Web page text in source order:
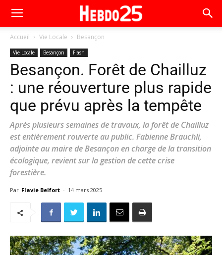
Accueil Vie Locale Besançon
Vie Locale Besançon Flash
Besançon. Forêt de Chailluz
: une réouverture plus rapide
que prévu après la tempête
Après plusieurs semaines de travaux, la forêt de Chailluz
est entièrement rouverte au public. Fabienne Brauchli,
adjointe au maire de Besançon en charge de la transition
écologique, revient sur la gestion de cette crise
forestière.
Par Flavie Belfort - 14 mars 2025